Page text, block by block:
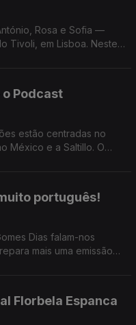
Rosa e Sofia —
Tivoli, em Lisboa. Neste
Podcast
estão centradas no
México e a Saltillo. O
português!
Dias falam-nos
mais uma emissão
Florbela Espanca